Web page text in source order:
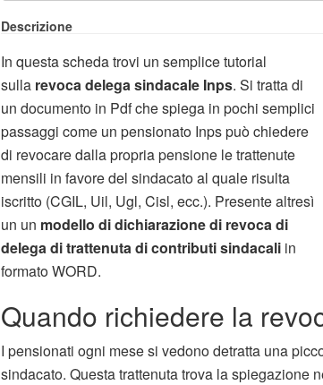
Descrizione
In questa scheda trovi un semplice tutorial
sulla revoca delega sindacale Inps. Si tratta di
un documento in Pdf che spiega in pochi semplici
passaggi come un pensionato Inps può chiedere
di revocare dalla propria pensione le trattenute
mensili in favore del sindacato al quale risulta
iscritto (CGIL, Uil, Ugl, Cisl, ecc.). Presente altresì
un un modello di dichiarazione di revoca di
delega di trattenuta di contributi sindacali in
formato WORD.
Quando richiedere la
I pensionati ogni mese si vedono detratta una
sindacato. Questa trattenuta trova la spiegazione